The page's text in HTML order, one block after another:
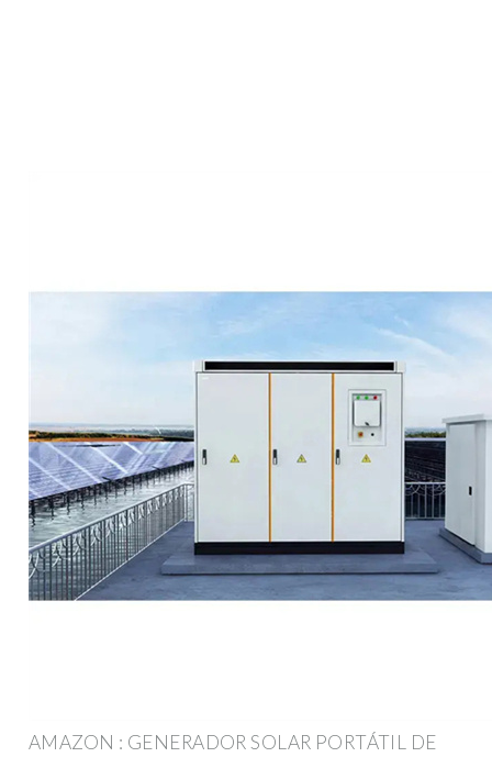
AMAZON : GENERADOR SOLAR PORTÁTIL DE